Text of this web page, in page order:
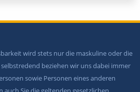
wird stets nur die maskuline oder die
beziehen wir uns dabei immer
sowie Personen eines anderen